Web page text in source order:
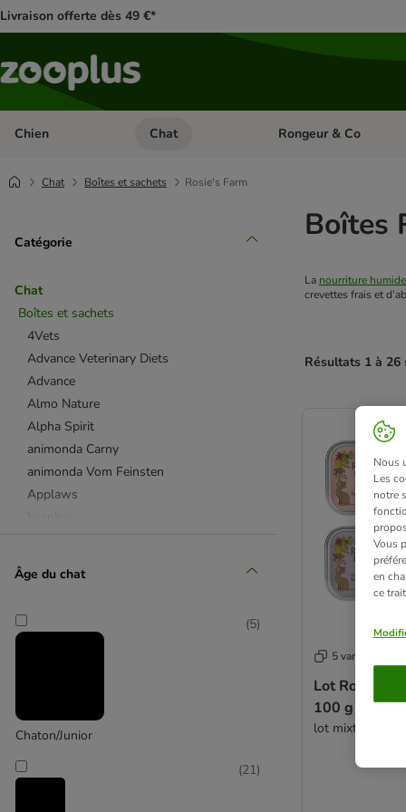
Livraison offerte dès 49 €*
Chien Dérouler les catégories: Chien
Chat Dérouler les catégories:
Rongeur & Co
Chat Boîtes et sachets Rosie's Farm
Catégorie
Chat
Boîtes et sachets
4Vets
Advance Veterinary Diets
Advance
Almo Nature
Alpha Spirit
animonda Carny
animonda Vom Feinsten
Applaws
Brekkies
Butcher's
Cat´s Love
catz finefood
Âge du chat
Chaton/Junior
(5)
(21)
Boîtes
La nourriture
crevettes frais et
Résultats 1 à 26
product items
5 variantes
Lot Rosie's
100 g pour
lot mixte (4
Nous
Les
notre
Vous
en
ce